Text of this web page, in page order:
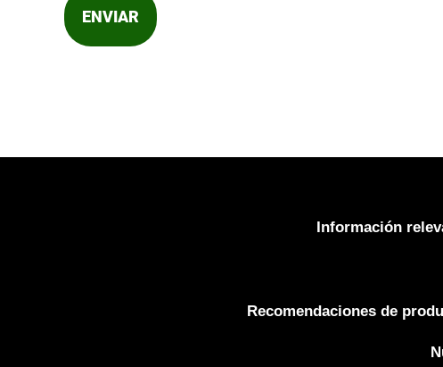
ENVIAR
Información
Recomendaciones de